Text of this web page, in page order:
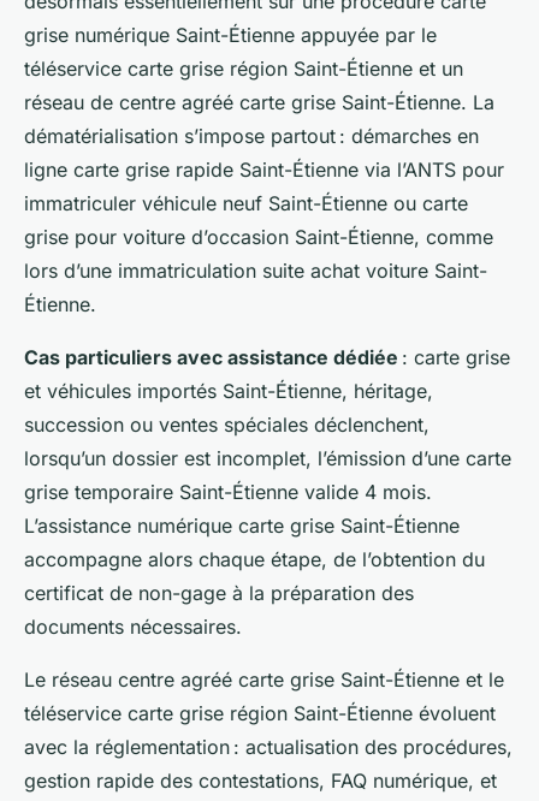
grise numérique Saint-Étienne appuyée par le
téléservice carte grise région Saint-Étienne et un
réseau de centre agréé carte grise Saint-Étienne. La
dématérialisation s’impose partout : démarches en
ligne carte grise rapide Saint-Étienne via l’ANTS pour
immatriculer véhicule neuf Saint-Étienne ou carte
grise pour voiture d’occasion Saint-Étienne, comme
lors d’une immatriculation suite achat voiture Saint-
Étienne.
Cas particuliers avec assistance dédiée : carte grise
et véhicules importés Saint-Étienne, héritage,
succession ou ventes spéciales déclenchent,
lorsqu’un dossier est incomplet, l’émission d’une carte
grise temporaire Saint-Étienne valide 4 mois.
L’assistance numérique carte grise Saint-Étienne
accompagne alors chaque étape, de l’obtention du
certificat de non-gage à la préparation des
documents nécessaires.
Le réseau centre agréé carte grise Saint-Étienne et le
téléservice carte grise région Saint-Étienne évoluent
avec la réglementation : actualisation des procédures,
gestion rapide des contestations, FAQ numérique, et